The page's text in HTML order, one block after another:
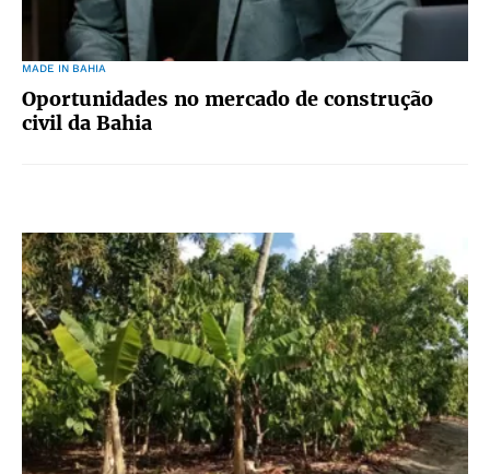
MADE IN BAHIA
Oportunidades no mercado de construção
civil da Bahia